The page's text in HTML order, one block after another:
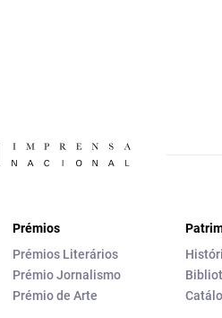
Prémios
Prémios Literários
Prémio Jornalismo
Prémio de Arte